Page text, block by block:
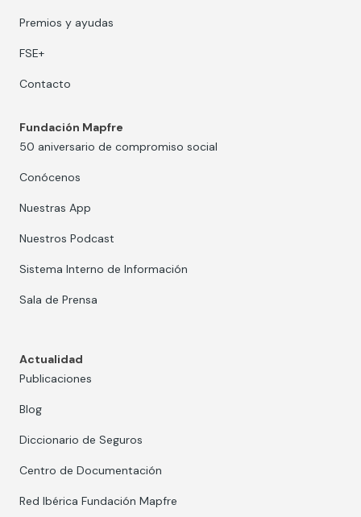
Premios y ayudas
FSE+
Contacto
Fundación Mapfre
50 aniversario de compromiso social
Conócenos
Nuestras App
Nuestros Podcast
Sistema Interno de Información
Sala de Prensa
Actualidad
Publicaciones
Blog
Diccionario de Seguros
Centro de Documentación
Red Ibérica Fundación Mapfre